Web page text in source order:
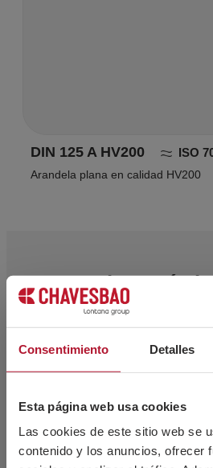
Consentimiento Detalles
Esta página web usa cookies
Las cookies de este sitio web se
contenido y los anuncios, ofrecer
DIN 125 A HV200 ISO
Arandela plana en calidad HV200
¿Necesitas más